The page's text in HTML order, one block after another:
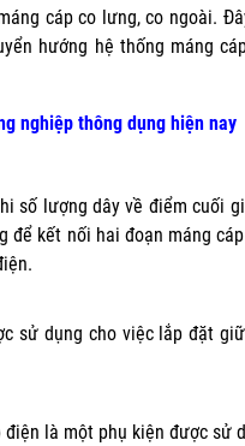
cáp co lưng, co ngoài.
hướng hệ thống máng
nghiệp thông dụng hiện nay
số lượng dây về điểm cuối
kết nối hai đoạn máng
sử dụng cho việc lắp đặt
là một phụ kiện được sử